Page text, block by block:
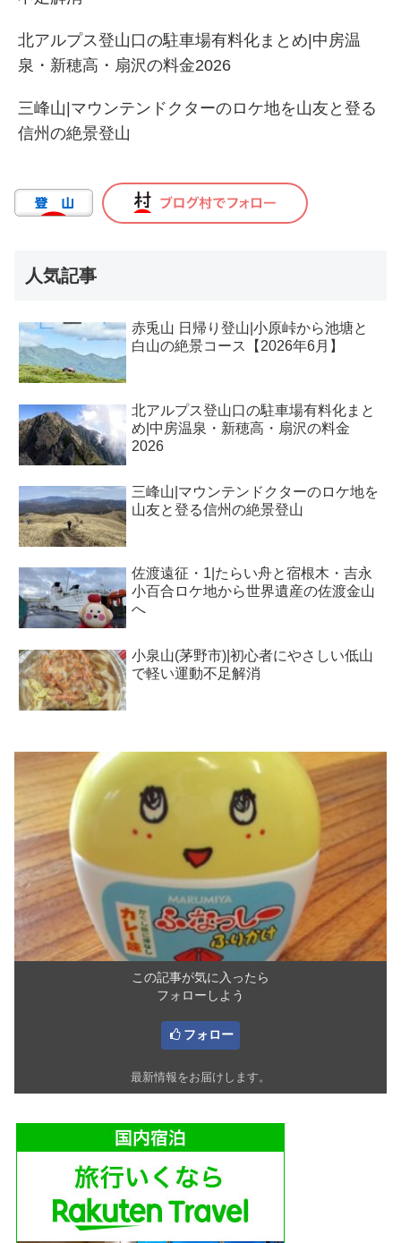
北アルプス登山口の駐車場有料化まとめ|中房温
泉・新穂高・扇沢の料金2026
三峰山|マウンテンドクターのロケ地を山友と登る
信州の絶景登山
人気記事
赤兎山 日帰り登山|小原峠から池塘と
白山の絶景コース【2026年6月】
北アルプス登山口の駐車場有料化まと
め|中房温泉・新穂高・扇沢の料金
2026
三峰山|マウンテンドクターのロケ地を
山友と登る信州の絶景登山
佐渡遠征・1|たらい舟と宿根木・吉永
小百合ロケ地から世界遺産の佐渡金山
へ
小泉山(茅野市)|初心者にやさしい低山
で軽い運動不足解消
この記事が気に入ったら
フォローしよう
フォロー
最新情報をお届けします。